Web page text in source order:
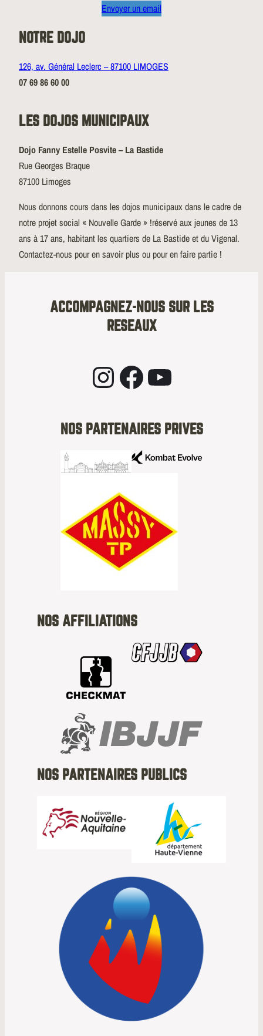
Envoyer un email
NOTRE DOJO
126, av. Général Leclerc – 87100 LIMOGES
07 69 86 60 00
LES DOJOS MUNICIPAUX
Dojo Fanny Estelle Posvite – La Bastide
Rue Georges Braque
87100 Limoges
Nous donnons cours dans les dojos municipaux dans le cadre de
notre projet social « Nouvelle Garde » !réservé aux jeunes de 13
ans à 17 ans, habitant les quartiers de La Bastide et du Vigenal.
Contactez-nous pour en savoir plus ou pour en faire partie !
ACCOMPAGNEZ-NOUS SUR LES
RESEAUX
Instagram Facebook YouTube
NOS PARTENAIRES PRIVES
NOS AFFILIATIONS
NOS PARTENAIRES PUBLICS